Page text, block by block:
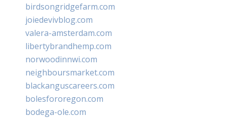
birdsongridgefarm.com
joiedevivblog.com
valera-amsterdam.com
libertybrandhemp.com
norwoodinnwi.com
neighboursmarket.com
blackanguscareers.com
bolesfororegon.com
bodega-ole.com